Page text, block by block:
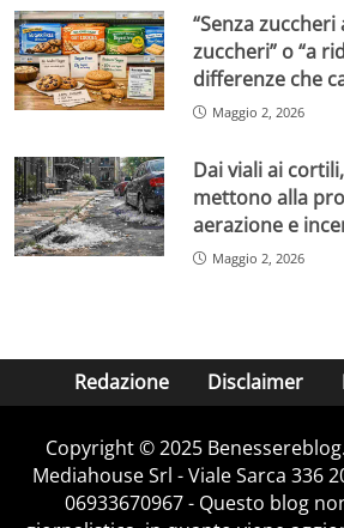
“Senza zuccheri
zuccheri” o “a
differenze che
Maggio 2, 2026
Dai viali ai
mettono alla
aerazione e
Maggio 2, 2026
Redazione Disclaimer
Copyright © 2025
Mediahouse Srl - Viale Sarca 336
06933670967 - Questo blog